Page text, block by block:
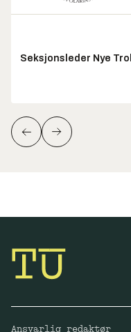
Seksjonsleder Nye Troll
Ansvarlig redaktør